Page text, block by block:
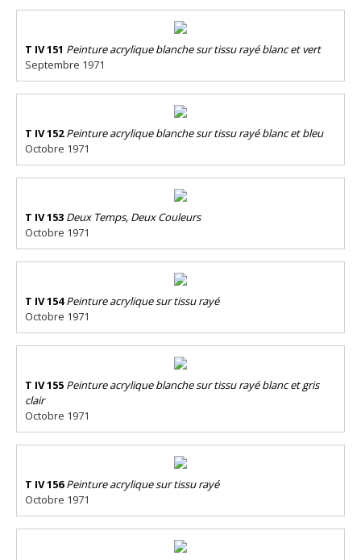
T IV 151 Peinture acrylique blanche sur tissu rayé blanc et vert
Septembre 1971
T IV 152 Peinture acrylique blanche sur tissu rayé blanc et bleu
Octobre 1971
T IV 153 Deux Temps, Deux Couleurs
Octobre 1971
T IV 154 Peinture acrylique sur tissu rayé
Octobre 1971
T IV 155 Peinture acrylique blanche sur tissu rayé blanc et gris
clair
Octobre 1971
T IV 156 Peinture acrylique sur tissu rayé
Octobre 1971